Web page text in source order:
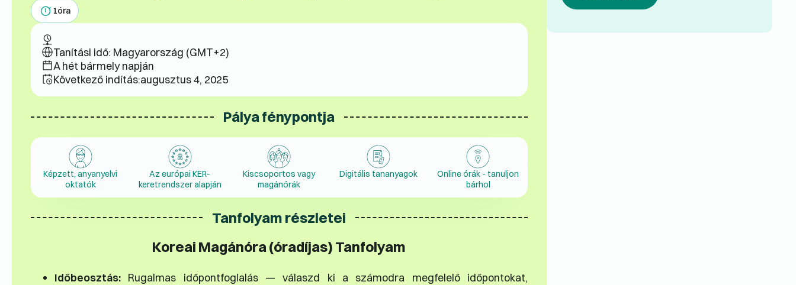
1óra
Tanítási idő: Magyarország (GMT+2)
A hét bármely napján
Következő indítás:augusztus 4, 2025
Pálya fénypontja
Képzett, anyanyelvi
oktatók
Az európai KER-
keretrendszer alapján
Kiscsoportos vagy
magánórák
Digitális tananyagok
Online órák - tanuljon
bárhol
Tanfolyam részletei
Koreai Magánóra (óradíjas) Tanfolyam
Időbeosztás:Rugalmas időpontfoglalás — válaszd ki a számodra megfelelő időpontokat,